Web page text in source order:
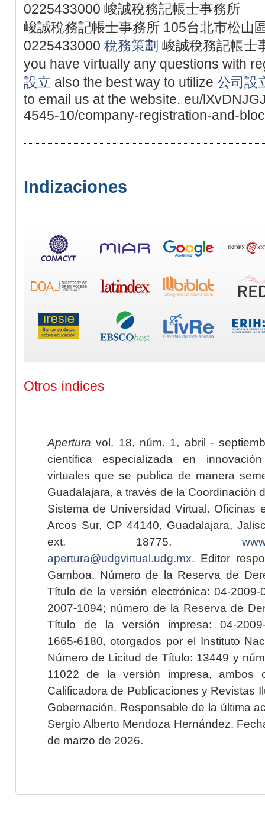
0225433000 峻誠稅務記帳士事務所
峻誠稅務記帳士事務所 105台北市松山
0225433000 稅務策劃 峻誠稅務記帳士
you have virtually any questions with
設立 also the best way to utilize 公司設
to email us at the website. eu/
4545-10/company-registration-and-
Indizaciones
Otros índices
Apertura vol. 18, núm. 1, abril -
científica especializada en
virtuales que se publica de manera
Guadalajara, a través de la Coordinación
Sistema de Universidad Virtual. Oficinas
Arcos Sur, CP 44140, Guadalajara,
ext. 18775,
apertura@udgvirtual.udg.mx. Editor
Gamboa. Número de la Reserva de
Título de la versión electrónica: 04-2009-
2007-1094; número de la Reserva de
Título de la versión impresa: 04-2009-
1665-6180, otorgados por el Instituto
Número de Licitud de Título: 13449 y
11022 de la versión impresa, ambos
Calificadora de Publicaciones y Revistas
Gobernación. Responsable de la última
Sergio Alberto Mendoza Hernández.
de marzo de 2026.